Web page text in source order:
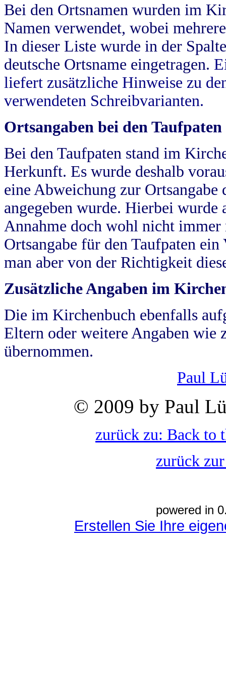
Bei den Ortsnamen wurden im
Namen verwendet, wobei
In dieser Liste wurde in der
deutsche Ortsname eingetragen.
liefert zusätzliche Hinweise zu
verwendeten Schreibvarianten.
Ortsangaben bei den Taufpaten
Bei den Taufpaten stand im
Herkunft. Es wurde deshalb
eine Abweichung zur
angegeben wurde. Hierbei wurde
Annahme doch wohl nicht
Ortsangabe für den Taufpaten
man aber von der Richtigkeit
Zusätzliche Angaben im
Die im Kirchenbuch ebenfalls
Eltern oder weitere Angaben wie
übernommen.
Paul
© 2009 by Paul
zurück zu: Back to
zurück
powered in
Erstellen Sie Ihre